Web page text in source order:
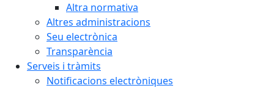
Altra normativa
Altres administracions
Seu electrònica
Transparència
Serveis i tràmits
Notificacions electròniques